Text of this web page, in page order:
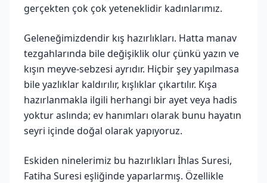
gerçekten çok çok yeteneklidir kadınlarımız.
Geleneğimizdendir kış hazırlıkları. Hatta manav
tezgahlarında bile değişiklik olur çünkü yazın ve
kışın meyve-sebzesi ayrıdır. Hiçbir şey yapılmasa
bile yazlıklar kaldırılır, kışlıklar çıkartılır. Kışa
hazırlanmakla ilgili herhangi bir ayet veya hadis
yoktur aslında; ev hanımları olarak bunu hayatın
seyri içinde doğal olarak yapıyoruz.
Eskiden ninelerimiz bu hazırlıkları İhlas Suresi,
Fatiha Suresi eşliğinde yaparlarmış. Özellikle